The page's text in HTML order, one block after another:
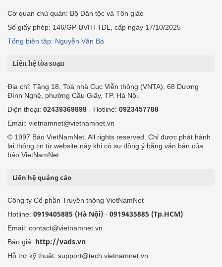
Cơ quan chủ quản: Bộ Dân tộc và Tôn giáo
Số giấy phép: 146/GP-BVHTTDL, cấp ngày 17/10/2025
Tổng biên tập: Nguyễn Văn Bá
Liên hệ tòa soạn
Địa chỉ: Tầng 18, Toà nhà Cục Viễn thông (VNTA), 68 Dương
Đình Nghệ, phường Cầu Giấy, TP. Hà Nội.
Điện thoại: 02439369898 - Hotline: 0923457788
Email: vietnamnet@vietnamnet.vn
© 1997 Báo VietNamNet. All rights reserved. Chỉ được phát hành
lại thông tin từ website này khi có sự đồng ý bằng văn bản của
báo VietNamNet.
Liên hệ quảng cáo
Công ty Cổ phần Truyền thông VietNamNet
Hotline: 0919405885 (Hà Nội) - 0919435885 (Tp.HCM)
Email: contact@vietnamnet.vn
Báo giá: http://vads.vn
Hỗ trợ kỹ thuật: support@tech.vietnamnet.vn